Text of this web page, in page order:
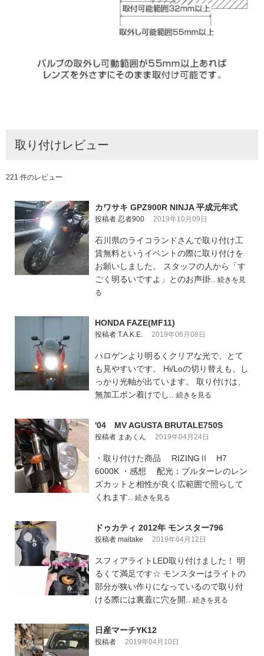
取り付けレビュー
221 件のレビュー
カワサキ GPZ900R NINJA 平成元年式
投稿者 忍者900 2019年10月09日
石川県のライコランドさんで取り付け工
賃無料というイベントの際に取り付けを
お願いしました。 スタッフの人から「す
ごく明るいですよ」とのお声掛.. 続きを見
る
HONDA FAZE(MF11)
投稿者 T.A.K.E. 2019年06月08日
ハロゲンより明るくクリアな光で、とて
も見やすいです。 Hi/Loの切り替えも、し
っかり光軸が出ています。 取り付けは、
無加工ポン着けでし.. 続きを見る
'04 MV AGUSTA BRUTALE750S
投稿者 まあくん 2019年04月24日
・取り付けた商品 RIZINGⅡ H7
6000K ・感想 配光：ブルターレのレン
ズカットと相性が良く広範囲で照らして
くれます.. 続きを見る
ドゥカティ 2012年 モンスター796
投稿者 maitake 2019年04月12日
スフィアライトLED取り付けました！ 明
るくて満足です☆ モンスターはライトの
部分が狭い作りになっているので取り付
ける際には裏蓋に穴を開.. 続きを見る
日産マーチYK12
投稿者 2019年04月10日